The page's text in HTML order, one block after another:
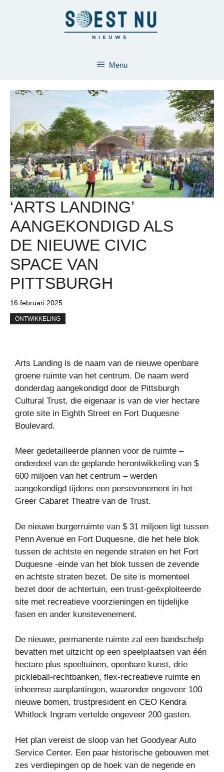
Menu
‘ARTS LANDING’
AANGEKONDIGD ALS
DE NIEUWE CIVIC
SPACE VAN
PITTSBURGH
16 februari 2025
ONTWIKKELING
Arts Landing is de naam van de nieuwe openbare
groene ruimte van het centrum. De naam werd
donderdag aangekondigd door de Pittsburgh
Cultural Trust, die eigenaar is van de vier hectare
grote site in Eighth Street en Fort Duquesne
Boulevard.
Meer gedetailleerde plannen voor de ruimte –
onderdeel van de geplande herontwikkeling van $
600 miljoen van het centrum – werden
aangekondigd tijdens een persevenement in het
Greer Cabaret Theatre van de Trust.
De nieuwe burgerruimte van $ 31 miljoen ligt tussen
Penn Avenue en Fort Duquesne, die het hele blok
tussen de achtste en negende straten en het Fort
Duquesne -einde van het blok tussen de zevende
en achtste straten bezet. De site is momenteel
bezet door de achtertuin, een trust-geëxploiteerde
site met recreatieve voorzieningen en tijdelijke
fasen en ander kunstevenement.
De nieuwe, permanente ruimte zal een bandschelp
bevatten met uitzicht op een speelplaatsen van één
hectare plus speeltuinen, openbare kunst, drie
pickleball-rechtbanken, flex-recreatieve ruimte en
inheemse aanplantingen, waaronder ongeveer 100
nieuwe bomen, trustpresident en CEO Kendra
Whitlock Ingram vertelde ongeveer 200 gasten.
Het plan vereist de sloop van het Goodyear Auto
Service Center. Een paar historische gebouwen met
zes verdiepingen op de hoek van de negende en